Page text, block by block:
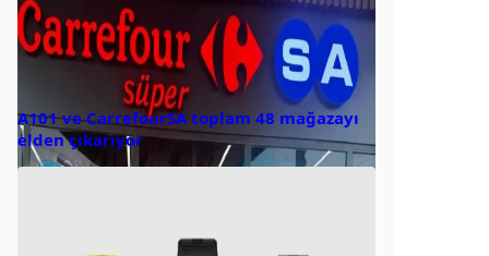
A101 ve CarrefourSA toplam 48 mağazayı
elden çıkarıyor